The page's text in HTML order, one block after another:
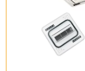
Thông số
Mã sản
Đường